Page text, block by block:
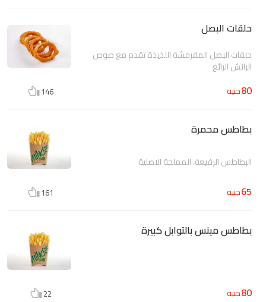
حلقات البصل
حلقات البصل المقرمشة اللذيذة تقدم مع صوص
الرانش الرائع
80جنيه 146
بطاطس محمرة
البطاطس الرفيعة، المملحة الاصلية
65جنيه 161
بطاطس مينس بالتوابل كبيرة
80جنيه 22